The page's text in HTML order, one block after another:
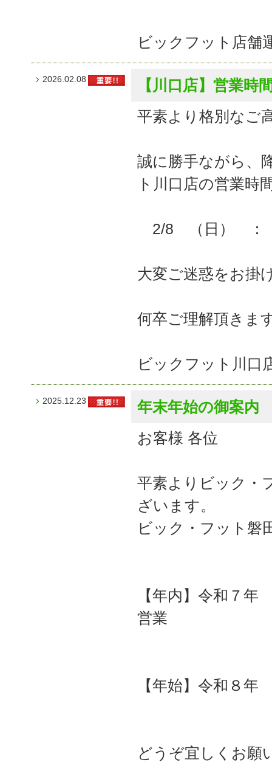
ビックフット店舗
2026.02.08
【川口店】営業時
平素より格別なご
誠に勝手ながら、
ト川口店の営業時
2/8 （日） ：
大変ご迷惑をお掛
何卒ご理解頂きま
ビックフット川口
2025.12.23
年末年始の御案内
お客様 各位
平素よりビック・
ざいます。
ビック・フット磐
【年内】令和７
営業
【年始】令和８
どうぞ宜しくお願